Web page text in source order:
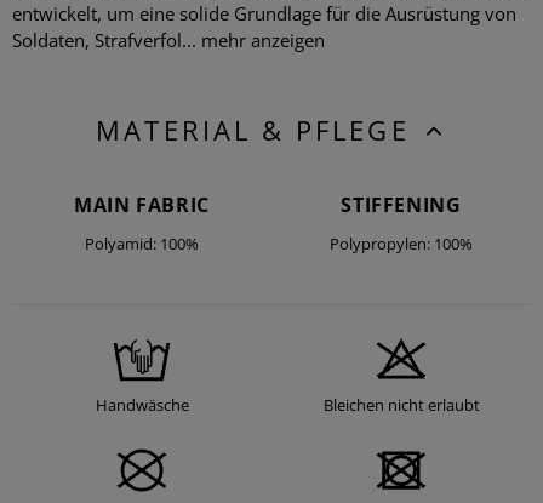
entwickelt, um eine solide Grundlage für die Ausrüstung von
Soldaten, Strafverfol... mehr anzeigen
MATERIAL & PFLEGE
MAIN FABRIC
Polyamid: 100%
STIFFENING
Polypropylen: 100%
Handwäsche Bleichen nicht erlaubt